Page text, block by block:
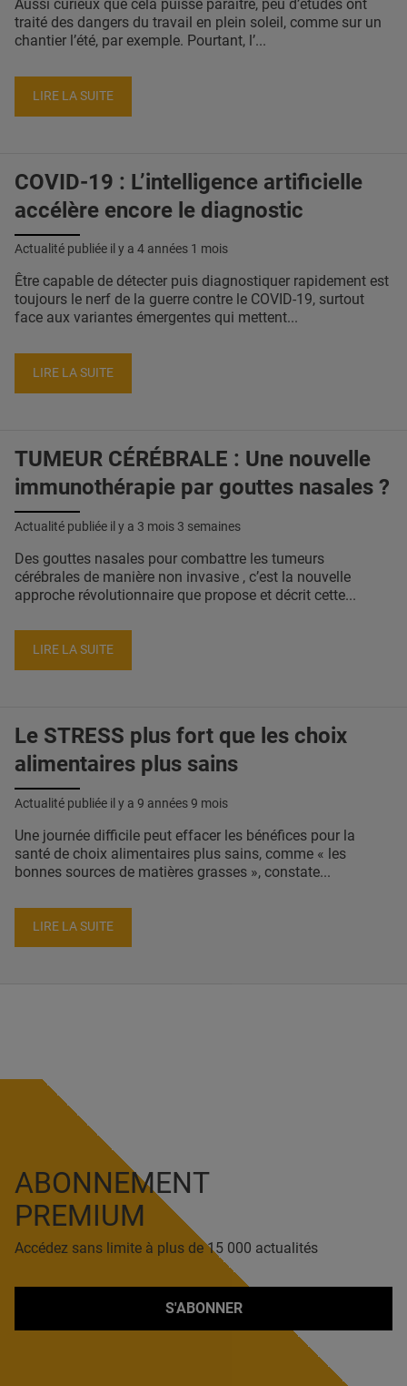
Aussi curieux que cela puisse paraître, peu d’études ont
traité des dangers du travail en plein soleil, comme sur un
chantier l’été, par exemple. Pourtant, l’...
LIRE LA SUITE
COVID-19 : L’intelligence artificielle
accélère encore le diagnostic
Actualité publiée il y a 4 années 1 mois
Être capable de détecter puis diagnostiquer rapidement est
toujours le nerf de la guerre contre le COVID-19, surtout
face aux variantes émergentes qui mettent...
LIRE LA SUITE
TUMEUR CÉRÉBRALE : Une nouvelle
immunothérapie par gouttes nasales ?
Actualité publiée il y a 3 mois 3 semaines
Des gouttes nasales pour combattre les tumeurs
cérébrales de manière non invasive , c’est la nouvelle
approche révolutionnaire que propose et décrit cette...
LIRE LA SUITE
Le STRESS plus fort que les choix
alimentaires plus sains
Actualité publiée il y a 9 années 9 mois
Une journée difficile peut effacer les bénéfices pour la
santé de choix alimentaires plus sains, comme « les
bonnes sources de matières grasses », constate...
LIRE LA SUITE
ABONNEMENT
PREMIUM
Accédez sans limite à plus de 15 000 actualités
S'ABONNER